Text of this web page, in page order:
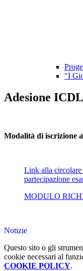
"I
Adesione ICDL
Modalità di iscrizione
Link alla circolare
partecipazione
MODULO
Notizie
Questo sito o gli
cookie necessari al
COOKIE POLICY.